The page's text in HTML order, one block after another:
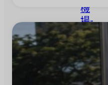
機
場-
基
隆
市
松
山